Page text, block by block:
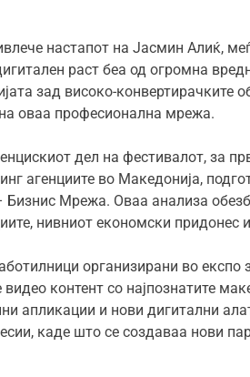
настапот на Јасмин Алиќ,
раст беа од огромна
зад високо-конвертирачките
оваа професионална мрежа.
дел на фестивалот, за
агенциите во Македонија,
Мрежа. Оваа анализа
нивниот економски придонес
организирани во
контент со најпознатите
апликации и нови дигитални
каде што се создаваа нови